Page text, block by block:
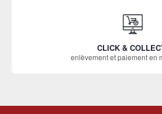
CLICK &
enlèvement et paiement en